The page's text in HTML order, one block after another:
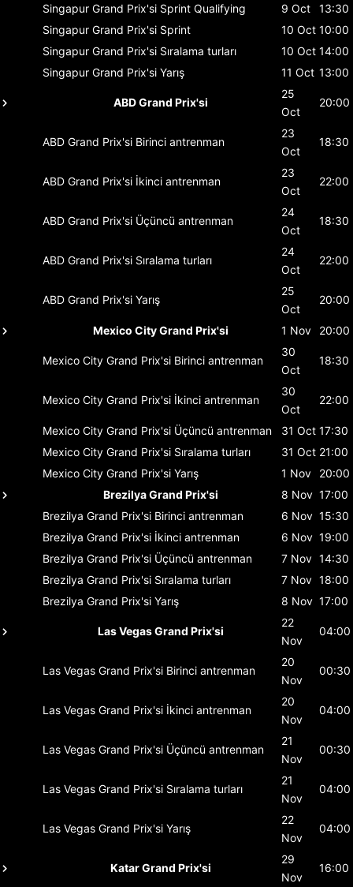
Singapur Grand Prix'si Sprint Qualifying 9 Oct
13:30
Singapur Grand Prix'si Sprint 10 Oct 10:00
Singapur Grand Prix'si Sıralama turları 10 Oct 14:00
Singapur Grand Prix'si Yarış 11 Oct 13:00
ABD Grand Prix'si
25
Oct
20:00
ABD Grand Prix'si Birinci antrenman
23
Oct
18:30
ABD Grand Prix'si İkinci antrenman
23
Oct
22:00
ABD Grand Prix'si Üçüncü antrenman
24
Oct
18:30
ABD Grand Prix'si Sıralama turları
24
Oct
22:00
ABD Grand Prix'si Yarış
25
Oct
20:00
Mexico City Grand Prix'si 1 Nov 20:00
Mexico City Grand Prix'si Birinci antrenman
30
Oct
18:30
Mexico City Grand Prix'si İkinci antrenman
30
Oct
22:00
Mexico City Grand Prix'si Üçüncü antrenman 31 Oct 17:30
Mexico City Grand Prix'si Sıralama turları 31 Oct 21:00
Mexico City Grand Prix'si Yarış 1 Nov
20:00
Brezilya Grand Prix'si
8 Nov 17:00
Brezilya Grand Prix'si Birinci antrenman 6 Nov 15:30
Brezilya Grand Prix'si İkinci antrenman 6 Nov 19:00
Brezilya Grand Prix'si Üçüncü antrenman 7 Nov 14:30
Brezilya Grand Prix'si Sıralama turları 7 Nov 18:00
Brezilya Grand Prix'si Yarış 8 Nov 17:00
Las Vegas Grand Prix'si
22
Nov
04:00
Las Vegas Grand Prix'si Birinci antrenman
20
Nov
00:30
Las Vegas Grand Prix'si İkinci antrenman
20
Nov
04:00
Las Vegas Grand Prix'si Üçüncü antrenman
21
Nov
00:30
Las Vegas Grand Prix'si Sıralama turları
21
Nov
04:00
Las Vegas Grand Prix'si Yarış
22
Nov
04:00
Katar Grand Prix'si
29
Nov
16:00